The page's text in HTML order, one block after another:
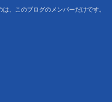
、このブログのメンバーだけです。